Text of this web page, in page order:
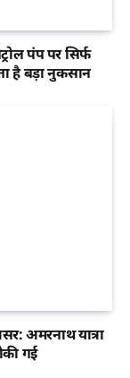
पंप पर सिर्फ
है बड़ा नुकसान
अमरनाथ यात्रा
गई